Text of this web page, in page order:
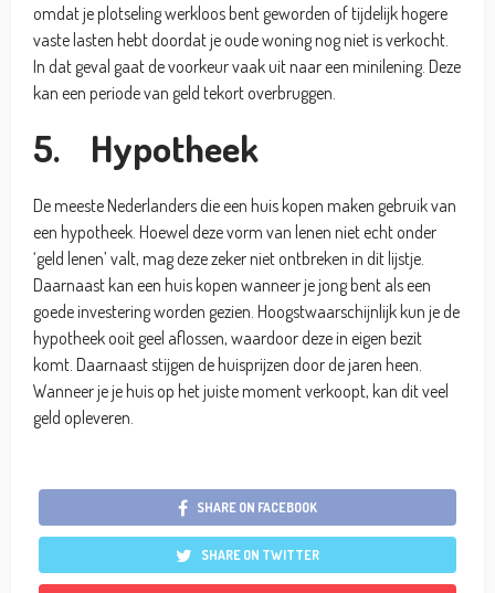
omdat je plotseling werkloos bent geworden of tijdelijk hogere
vaste lasten hebt doordat je oude woning nog niet is verkocht.
In dat geval gaat de voorkeur vaak uit naar een minilening. Deze
kan een periode van geld tekort overbruggen.
5. Hypotheek
De meeste Nederlanders die een huis kopen maken gebruik van
een hypotheek. Hoewel deze vorm van lenen niet echt onder
‘geld lenen’ valt, mag deze zeker niet ontbreken in dit lijstje.
Daarnaast kan een huis kopen wanneer je jong bent als een
goede investering worden gezien. Hoogstwaarschijnlijk kun je de
hypotheek ooit geel aflossen, waardoor deze in eigen bezit
komt. Daarnaast stijgen de huisprijzen door de jaren heen.
Wanneer je je huis op het juiste moment verkoopt, kan dit veel
geld opleveren.
SHARE ON FACEBOOK
SHARE ON TWITTER